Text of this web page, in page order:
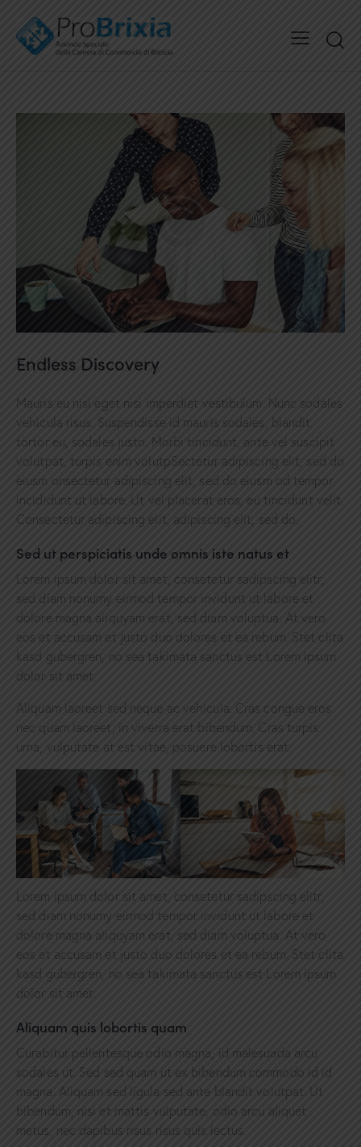
Endless Discovery
Mauris eu nisi eget nisi imperdiet vestibulum. Nunc sodales
vehicula risus. Suspendisse id mauris sodales, blandit
tortor eu, sodales justo. Morbi tincidunt, ante vel suscipit
volutpat, turpis enim volutpSectetur adipiscing elit, sed do
eiusm onsectetur adipiscing elit, sed do eiusm od tempor
incididunt ut labore. Ut vel placerat eros, eu tincidunt velit.
Consectetur adipiscing elit, adipiscing elit, sed do.
Sed ut perspiciatis unde omnis iste natus et
Lorem ipsum dolor sit amet, consetetur sadipscing elitr,
sed diam nonumy eirmod tempor invidunt ut labore et
dolore magna aliquyam erat, sed diam voluptua. At vero
eos et accusam et justo duo dolores et ea rebum. Stet clita
kasd gubergren, no sea takimata sanctus est Lorem ipsum
dolor sit amet.
Aliquam laoreet sed neque ac vehicula. Cras congue eros
nec quam laoreet, in viverra erat bibendum. Cras turpis
urna, vulputate at est vitae, posuere lobortis erat.
Lorem ipsum dolor sit amet, consetetur sadipscing elitr,
sed diam nonumy eirmod tempor invidunt ut labore et
dolore magna aliquyam erat, sed diam voluptua. At vero
eos et accusam et justo duo dolores et ea rebum. Stet clita
kasd gubergren, no sea takimata sanctus est Lorem ipsum
dolor sit amet.
Aliquam quis lobortis quam
Curabitur pellentesque odio magna, id malesuada arcu
sodales ut. Sed sed quam ut ex bibendum commodo id id
magna. Aliquam sed ligula sed ante blandit volutpat. Ut
bibendum, nisi et mattis vulputate, odio arcu aliquet
metus, nec dapibus risus risus quis lectus.